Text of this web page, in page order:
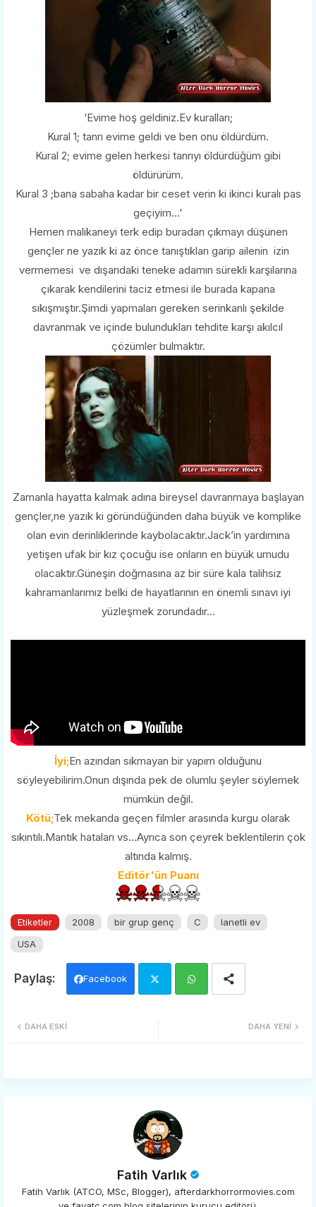
‘Evime hoş geldiniz.Ev kuralları;
Kural 1; tanrı evime geldi ve ben onu öldürdüm.
Kural 2; evime gelen herkesi tanrıyı öldürdüğüm gibi
öldürürüm.
Kural 3 ;bana sabaha kadar bir ceset verin ki ikinci kuralı pas
geçiyim…'
Hemen malikaneyi terk edip buradan çıkmayı düşünen
gençler ne yazık ki az önce tanıştıkları garip ailenin izin
vermemesi ve dışarıdaki teneke adamın sürekli karşılarına
çıkarak kendilerini taciz etmesi ile burada kapana
sıkışmıştır.Şimdi yapmaları gereken serinkanlı şekilde
davranmak ve içinde bulundukları tehdite karşı akılcıl
çözümler bulmaktır.
Zamanla hayatta kalmak adına bireysel davranmaya başlayan
gençler,ne yazık ki göründüğünden daha büyük ve komplike
olan evin derinliklerinde kaybolacaktır.Jack’in yardımına
yetişen ufak bir kız çocuğu ise onların en büyük umudu
olacaktır.Güneşin doğmasına az bir süre kala talihsiz
kahramanlarımız belki de hayatlarının en önemli sınavı iyi
yüzleşmek zorundadır...
İyi;En azından sıkmayan bir yapım olduğunu
söyleyebilirim.Onun dışında pek de olumlu şeyler söylemek
mümkün değil.
Kötü;Tek mekanda geçen filmler arasında kurgu olarak
sıkıntılı.Mantık hataları vs...Ayrıca son çeyrek beklentilerin çok
altında kalmış.
Editör'ün Puanı
Etiketler 2008 bir grup genç C
lanetli ev
USA
Facebook
DAHA YENI
DAHA ESKI
Fatih Varlık
Fatih Varlık (ATCO, MSc, Blogger), afterdarkhorrormovies.com